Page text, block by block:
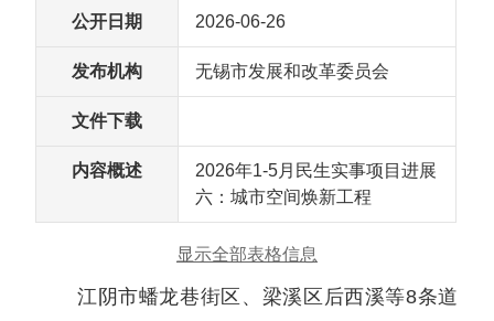
公开日期 2026-06-26
发布机构 无锡市发展和改革委员会
文件下载
内容概述
2026年1-5月民生实事项目进展
六：城市空间焕新工程
显示全部表格信息
江阴市蟠龙巷街区、梁溪区后西溪等8条道